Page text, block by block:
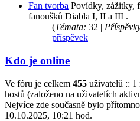
Fan tvorba Povídky, zážitky,
fanoušků Diabla I, II a III .
(Témata: 32 |
příspěvek
Kdo je online
Ve fóru je celkem 455 uživatelů :: 1
hostů (založeno na uživatelích
Nejvíce zde současně bylo přítomno
10.10.2025, 10:21 hod.